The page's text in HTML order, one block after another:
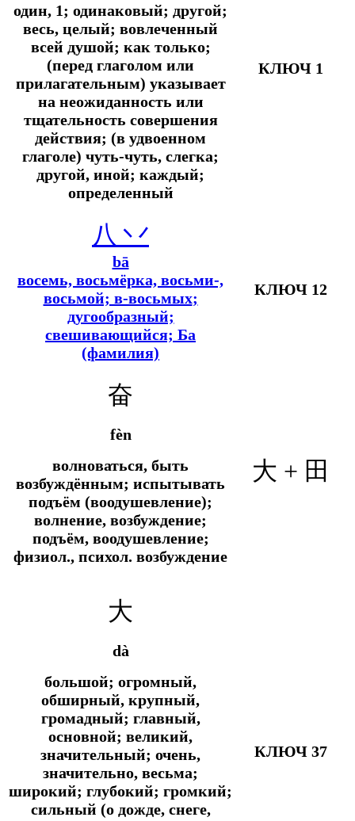
один, 1; одинаковый; другой;
весь, целый; вовлеченный
всей душой; как только;
(перед глаголом или
прилагательным) указывает
на неожиданность или
тщательность совершения
действия; (в удвоенном
глаголе) чуть-чуть, слегка;
другой, иной; каждый;
определенный
КЛЮЧ 1
八 丷
bā
восемь, восьмёрка, восьми-,
восьмой; в-восьмых;
дугообразный;
свешивающийся; Ба
(фамилия)
КЛЮЧ 12
奋
fèn
волноваться, быть
возбуждённым; испытывать
подъём (воодушевление);
волнение, возбуждение;
подъём, воодушевление;
физиол., психол. возбуждение
大 + 田
大
dà
большой; огромный,
обширный, крупный,
громадный; главный,
основной; великий,
значительный; очень,
значительно, весьма;
широкий; глубокий; громкий;
сильный (о дожде, снеге,
КЛЮЧ 37